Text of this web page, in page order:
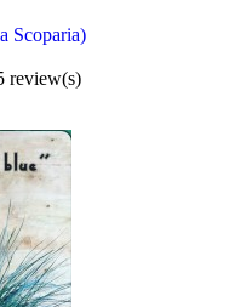
Scoparia)
review(s)